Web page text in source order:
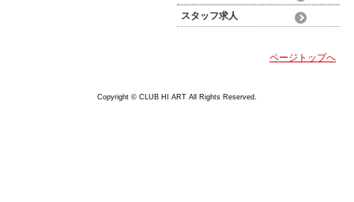
スタッフ求人
ページトップへ
Copyright © CLUB HI ART All Rights Reserved.